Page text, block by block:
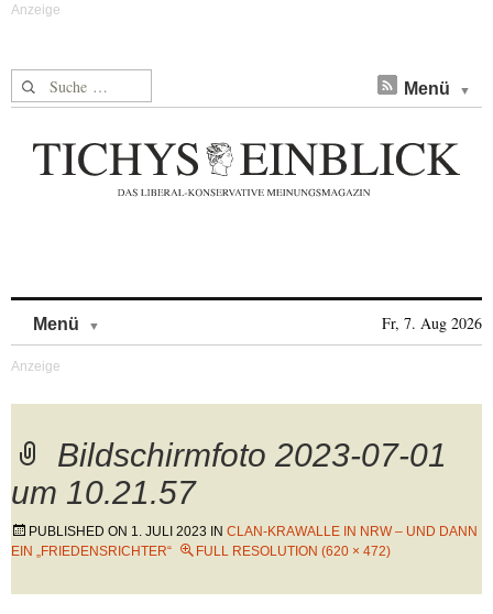
Suche nach: Menü
Menü Fr, 7. Aug 2026
Bildschirmfoto 2023-07-01
um 10.21.57
PUBLISHED ON 1. JULI 2023 IN CLAN-KRAWALLE IN NRW – UND DANN
EIN „FRIEDENSRICHTER“
FULL RESOLUTION (620 × 472)